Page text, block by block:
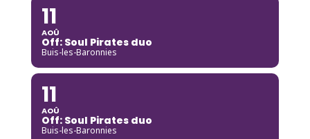
11
AOÛ
Off: Soul Pirates duo
Buis-les-Baronnies
11
AOÛ
Off: Soul Pirates duo
Buis-les-Baronnies